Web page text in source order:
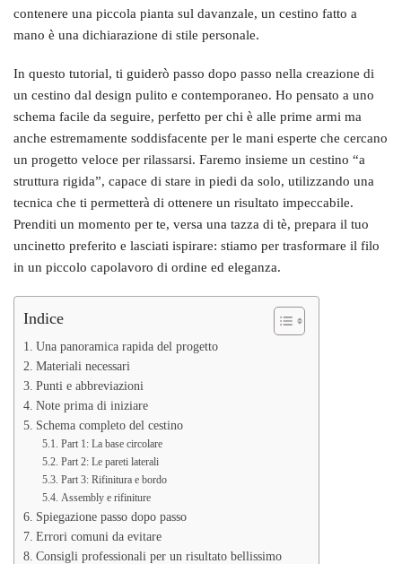
contenere una piccola pianta sul davanzale, un cestino fatto a
mano è una dichiarazione di stile personale.
In questo tutorial, ti guiderò passo dopo passo nella creazione di
un cestino dal design pulito e contemporaneo. Ho pensato a uno
schema facile da seguire, perfetto per chi è alle prime armi ma
anche estremamente soddisfacente per le mani esperte che cercano
un progetto veloce per rilassarsi. Faremo insieme un cestino “a
struttura rigida”, capace di stare in piedi da solo, utilizzando una
tecnica che ti permetterà di ottenere un risultato impeccabile.
Prenditi un momento per te, versa una tazza di tè, prepara il tuo
uncinetto preferito e lasciati ispirare: stiamo per trasformare il filo
in un piccolo capolavoro di ordine ed eleganza.
Indice
Una panoramica rapida del progetto
Materiali necessari
Punti e abbreviazioni
Note prima di iniziare
Schema completo del cestino
Part 1: La base circolare
Part 2: Le pareti laterali
Part 3: Rifinitura e bordo
Assembly e rifiniture
Spiegazione passo dopo passo
Errori comuni da evitare
Consigli professionali per un risultato bellissimo